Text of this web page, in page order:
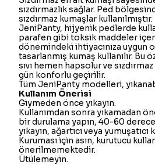
sızdırmazlık sağlar. Ped
sızdırmaz kumaşlar kullanılmıştır.
JeniPanty, hijyenik pedlerde
parafen gibi toksik maddeler
dönemindeki ihtiyacınıza uygun
tasarlanmış kumaş kullanılır. Bu
sıvı hemen hapsolur ve
gün konforlu geçirilir.
Tüm JeniPanty modelleri,
Kullanım Önerisi
Giymeden önce yıkayın.
Kullanımdan sonra yıkamadan
bir durulama yapın, 40-60
yıkayın, ağartıcı veya yumuşatıcı
Kuruması için asın, kurutucu
önerilmemektedir.
Ütülemeyin.